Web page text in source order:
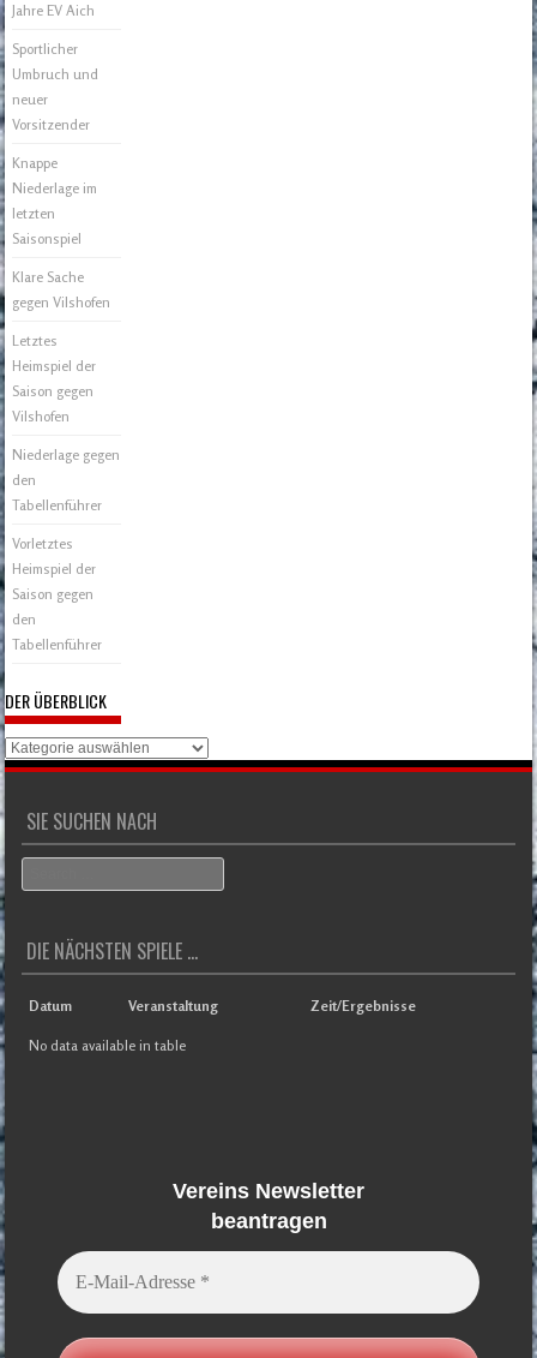
Jahre EV Aich
Sportlicher
Umbruch und
neuer
Vorsitzender
Knappe
Niederlage im
letzten
Saisonspiel
Klare Sache
gegen Vilshofen
Letztes
Heimspiel der
Saison gegen
Vilshofen
Niederlage gegen
den
Tabellenführer
Vorletztes
Heimspiel der
Saison gegen
den
Tabellenführer
DER ÜBERBLICK
Der
Überblick
SIE SUCHEN NACH
DIE NÄCHSTEN SPIELE ...
Datum Veranstaltung Zeit/Ergebnisse
No data available in table
Vereins Newsletter
beantragen